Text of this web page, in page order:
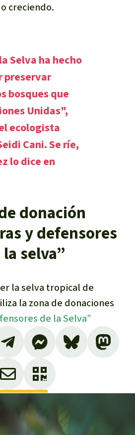
creciendo.
Selva ha hecho
preservar
bosques que
Unidas",
ecologista
Cani. Se ríe,
lo dice en
donación
y defensores
selva”
la selva tropical de
la zona de donaciones
de la Selva”